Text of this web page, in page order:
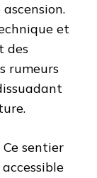
et
des
rumeurs
sentier
accessible